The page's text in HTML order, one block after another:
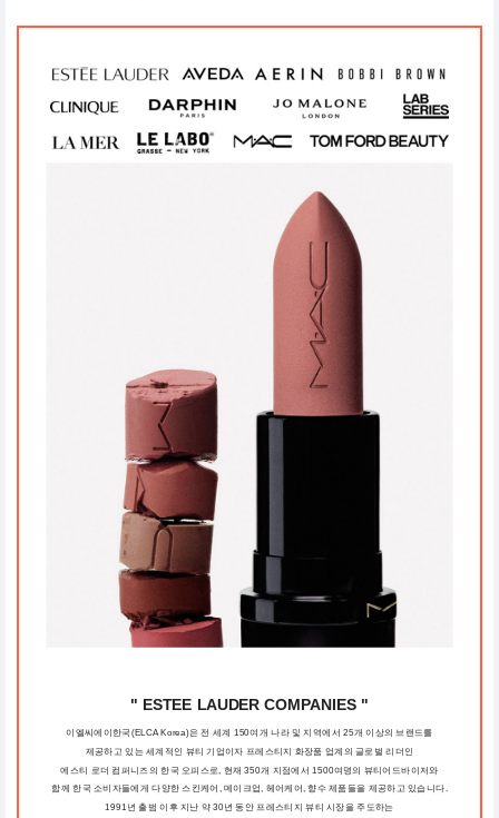
" ESTEE LAUDER COMPANIES "
이엘씨에이한국(ELCA Korea)은 전 세계 150여개 나라 및 지역에서 25개 이상의 브랜드를
제공하고 있는 세계적인 뷰티 기업이자 프레스티지 화장품 업계의 글로벌 리더인
에스티 로더 컴퍼니즈의 한국 오피스로, 현재 350개 지점에서 1500여명의 뷰티어드바이저와
함께 한국 소비자들에게 다양한 스킨케어, 메이크업, 헤어케어, 향수 제품들을 제공하고 있습니다.
1991년 출범 이후 지난 약 30년 동안 프레스티지 뷰티 시장을 주도하는